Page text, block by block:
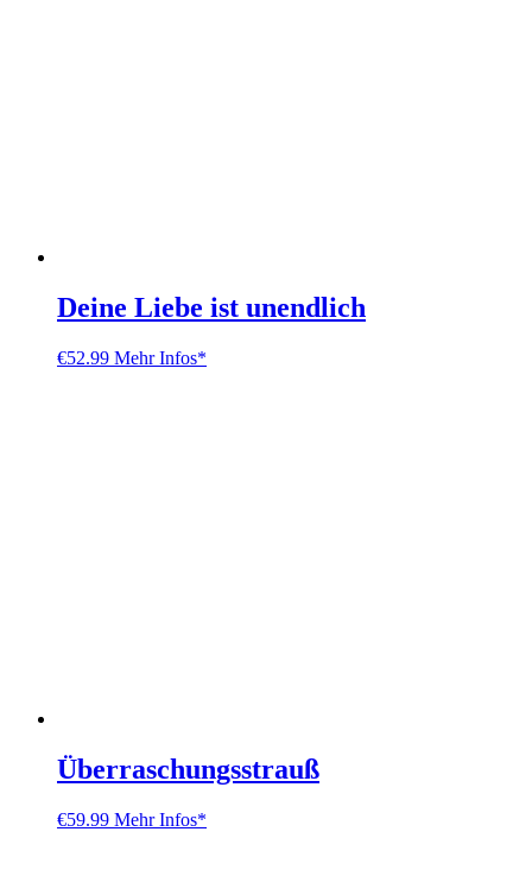
Deine Liebe ist unendlich
€52.99 Mehr Infos*
Überraschungsstrauß
€59.99 Mehr Infos*